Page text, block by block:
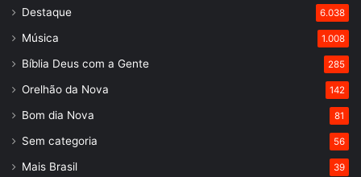
Destaque 6.038
Música 1.008
Bíblia Deus com a Gente 285
Orelhão da Nova 142
Bom dia Nova 81
Sem categoria 56
Mais Brasil 39